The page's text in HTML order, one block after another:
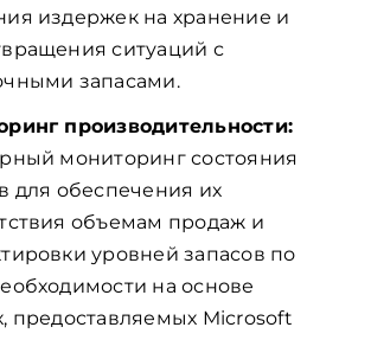
издержек на хранение и
ситуаций с
запасами.
производительности:
мониторинг состояния
для обеспечения их
объемам продаж и
уровней запасов по
на основе
предоставляемых Microsoft